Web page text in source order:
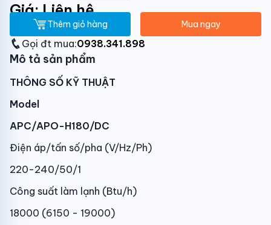
Giá: Liên hệ
Thêm giỏ hàng Mua ngay
Gọi đt mua:0938.341.898
Mô tả sản phẩm
THÔNG SỐ KỸ THUẬT
Model
APC/APO-H180/DC​
Điện áp/tấn số/pha (V/Hz/Ph)
220-240/50/1
Công suất làm lạnh (Btu/h)
18000 (6150 - 19000)